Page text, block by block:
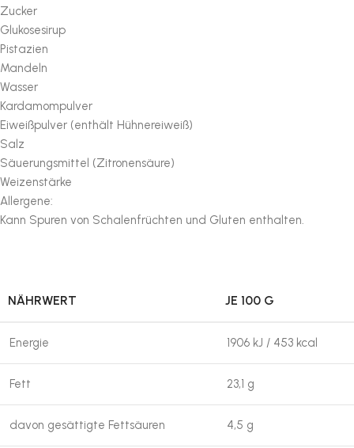
Zucker
Glukosesirup
Pistazien
Mandeln
Wasser
Kardamompulver
Eiweißpulver (enthält Hühnereiweiß)
Salz
Säuerungsmittel (Zitronensäure)
Weizenstärke
Allergene:
Kann Spuren von Schalenfrüchten und Gluten enthalten.
NÄHRWERT JE 100 G
Energie 1906 kJ / 453 kcal
Fett 23,1 g
davon gesättigte Fettsäuren 4,5 g